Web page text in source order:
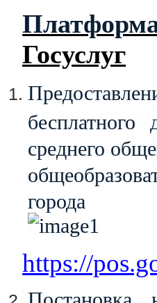
Госуслуг
бесплатного
среднего
города
https://